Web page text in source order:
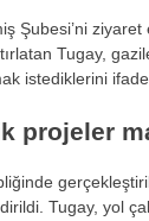
Şubesi’ni
Tugay,
istediklerini ifade
projeler
Tugay, yol